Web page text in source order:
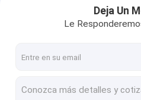
Deja Un
Le